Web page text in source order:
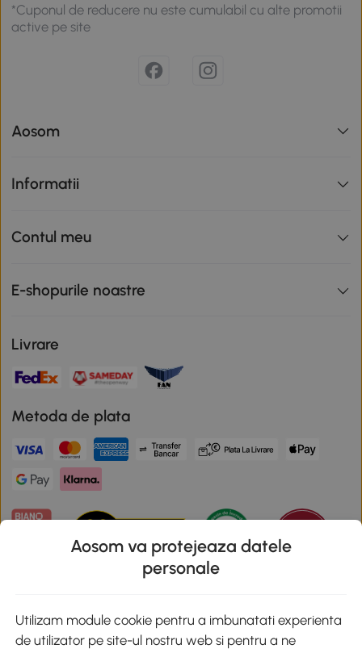
*Cuponul de reducere nu este cumulabil cu alte promotii
active pe site
Aosom
Informatii
Contul meu
E-shopurile noastre
Livrare
Metoda de plata
Descarca aplicatia Aosom
Aosom va protejeaza datele
personale
Utilizam module cookie pentru a imbunatati experienta
de utilizator pe site-ul nostru web si pentru a ne